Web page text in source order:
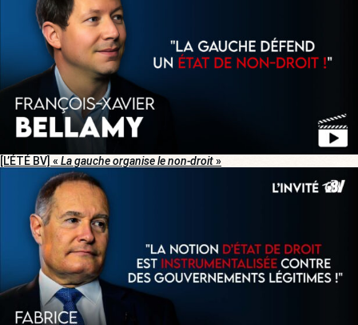
[L’ÉTÉ BV] « La gauche organise le non-droit»